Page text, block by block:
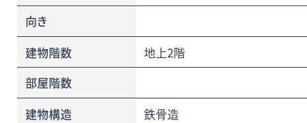
向き
建物階数
地上2階
部屋階数
建物構造
鉄骨造